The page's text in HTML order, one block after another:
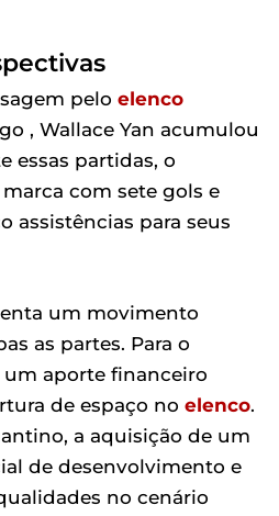
pelo elenco
, Wallace Yan acumulou
essas partidas, o
com sete gols e
assistências para seus
um movimento
as partes. Para o
aporte financeiro
de espaço no elenco.
a aquisição de um
de desenvolvimento e
no cenário